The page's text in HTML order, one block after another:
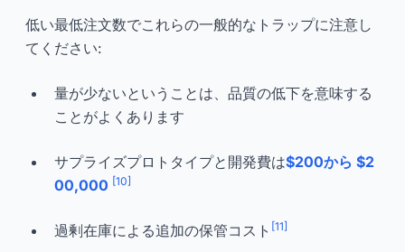
低い最低注文数でこれらの一般的なトラップに注意し
てください:
量が少ないということは、品質の低下を意味する
ことがよくあります
サプライズプロトタイプと開発費は$200から $2
00,000 [10]
過剰在庫による追加の保管コスト [11]